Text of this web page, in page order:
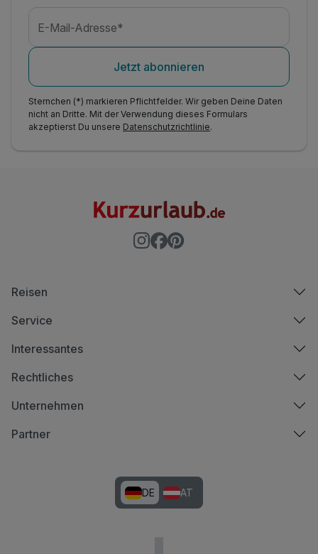
E-Mail-Adresse*
Jetzt abonnieren
Sternchen (*) markieren Pflichtfelder. Wir geben Deine Daten
nicht an Dritte. Mit der Verwendung dieses Formulars
akzeptierst Du unsere Datenschutzrichtlinie.
Reisen
Service
Interessantes
Rechtliches
Unternehmen
Partner
DE AT